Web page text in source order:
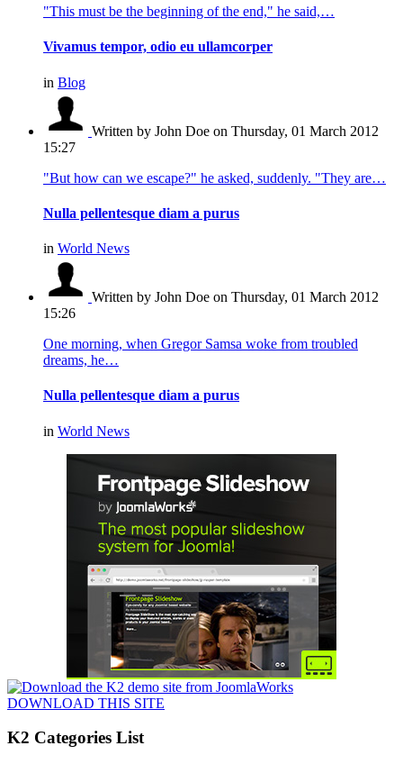
"This must be the beginning of the end," he said,…
Vivamus tempor, odio eu ullamcorper
in Blog
Written by John Doe on Thursday, 01 March 2012
15:27
"But how can we escape?" he asked, suddenly. "They are…
Nulla pellentesque diam a purus
in World News
Written by John Doe on Thursday, 01 March 2012
15:26
One morning, when Gregor Samsa woke from troubled
dreams, he…
Nulla pellentesque diam a purus
in World News
DOWNLOAD THIS SITE
K2 Categories List